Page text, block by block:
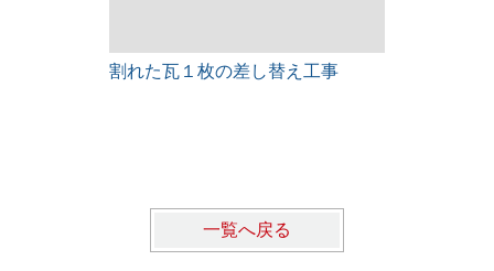
割れた瓦１枚の差し替え工事
一覧へ戻る